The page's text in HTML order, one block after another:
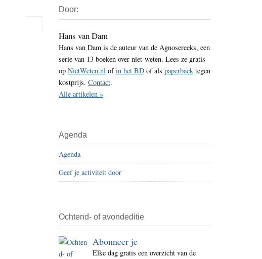
d
e
z
e
s
i
t
n
n
e
z
e
t
e
Sidebar
Door:
Hans van Dam
Hans van Dam is de auteur van de Agnosereeks, een
serie van 13 boeken over niet-weten. Lees ze gratis
op NietWeten.nl ofin het BD of als paperback tegen
kostprijs. Contact.
Alle artikelen »
Agenda
Agenda
Geef je activiteit door
Ochtend- of avondeditie
Abonneer je
Elke dag gratis een overzicht van de